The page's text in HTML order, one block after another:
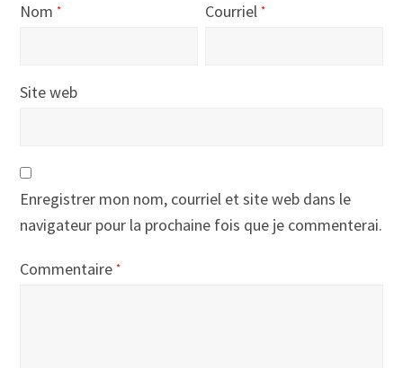
Nom* Courriel*
Site web
Enregistrer mon nom, courriel et site web dans le
navigateur pour la prochaine fois que je commenterai.
Commentaire*